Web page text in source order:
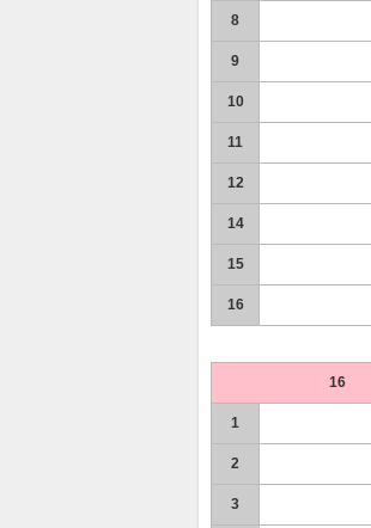
8
9
10
11
12
14
15
16
16
1
2
3